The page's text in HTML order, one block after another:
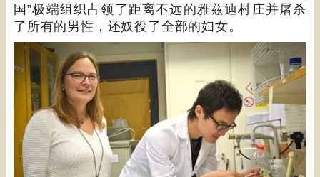
国”极端组织占领了距离不远的雅兹迪村庄并屠杀
了所有的男性，还奴役了全部的妇女。